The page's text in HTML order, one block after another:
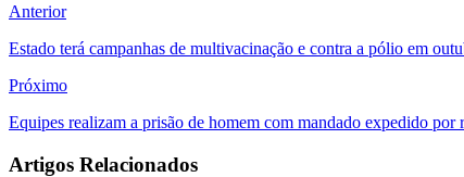
Anterior
Estado terá campanhas de multivacinação e contra a pólio em
Próximo
Equipes realizam a prisão de homem com mandado expedido por
Artigos Relacionados